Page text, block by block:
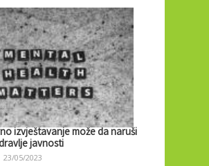
izvještavanje može da naruši
javnosti
23/05/2023